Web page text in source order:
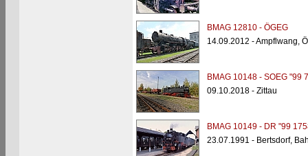
BMAG 12810 - ÖGEG
14.09.2012 - Ampflwang,
BMAG 10148 - SOEG "99
09.10.2018 - Zittau
BMAG 10149 - DR "99
23.07.1991 - Bertsdorf,